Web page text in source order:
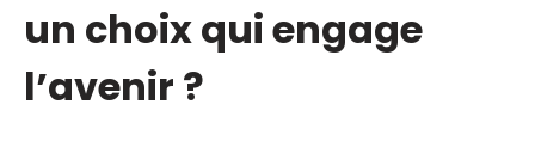
un choix qui engage
l’avenir ?